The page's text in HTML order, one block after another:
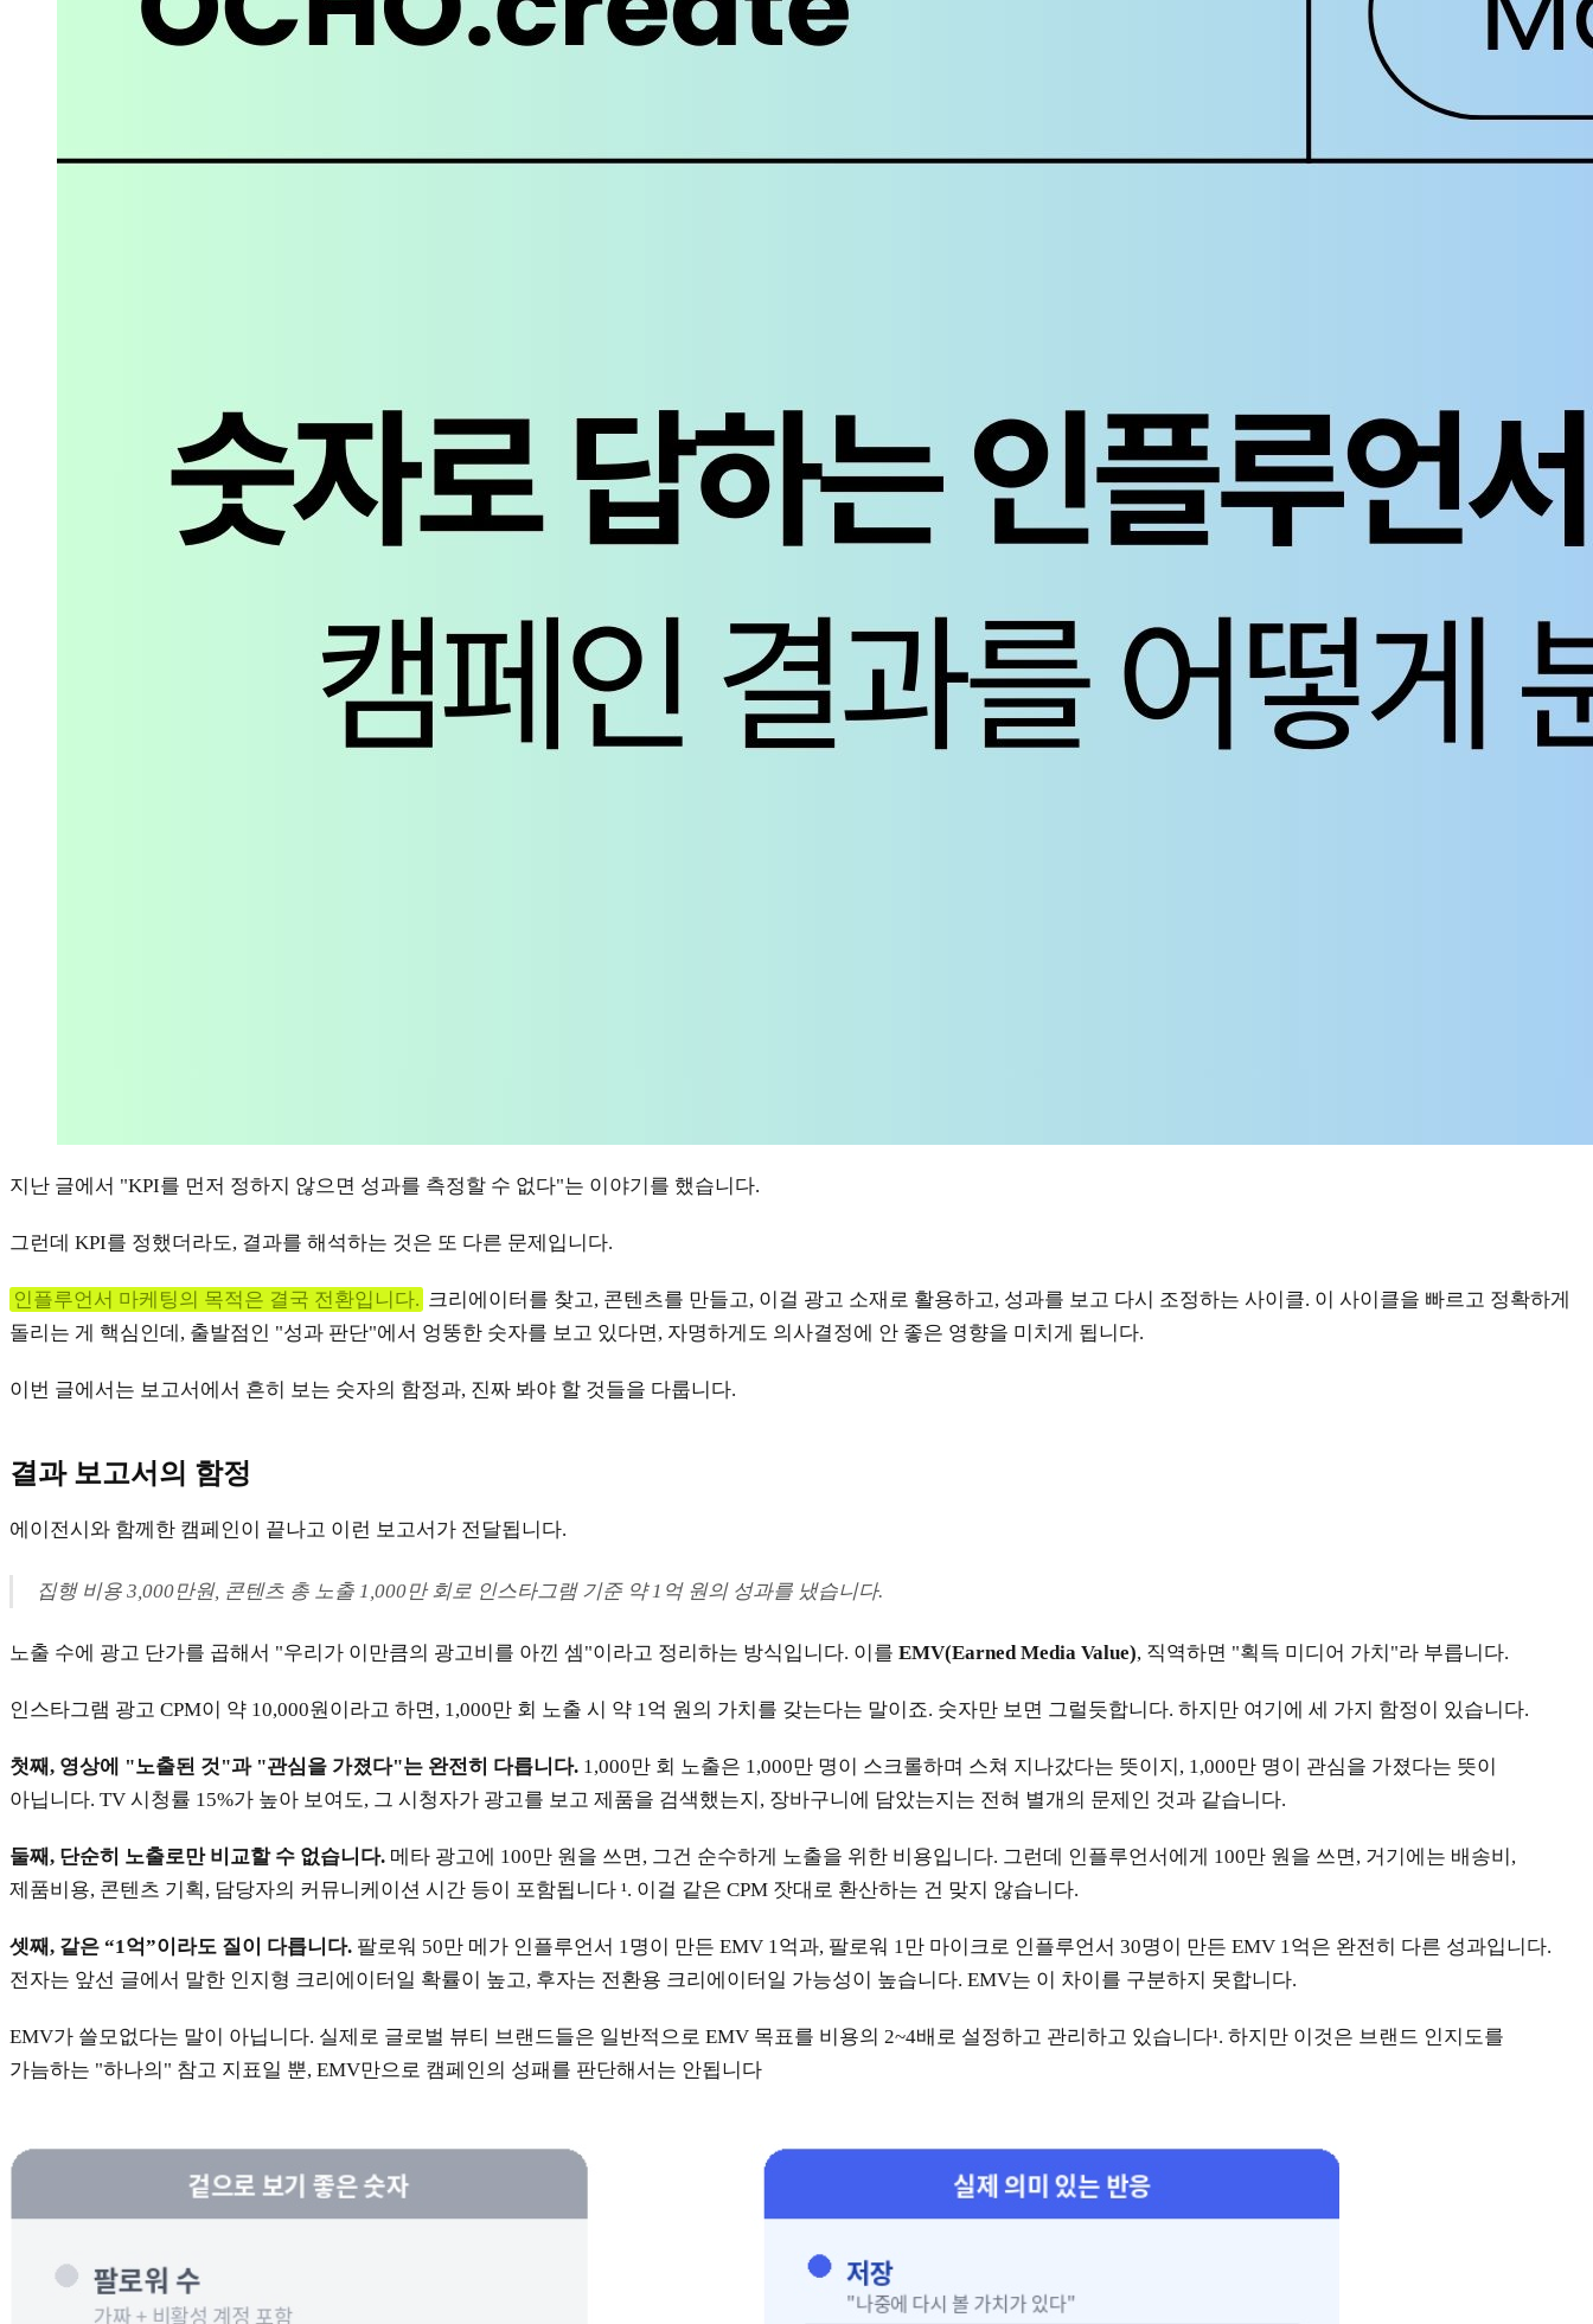
지난 글에서 "KPI를 먼저 정하지 않으면 성과를 측정할 수 없다"는 이야기를 했습니다.
그런데 KPI를 정했더라도, 결과를 해석하는 것은 또 다른 문제입니다.
인플루언서 마케팅의 목적은 결국 전환입니다. 크리에이터를 찾고, 콘텐츠를 만들고, 이걸 광고 소재로 활용하고, 성과를 보고 다시 조정하는 사이클. 이 사이클을 빠르고 정확하게
돌리는 게 핵심인데, 출발점인 "성과 판단"에서 엉뚱한 숫자를 보고 있다면, 자명하게도 의사결정에 안 좋은 영향을 미치게 됩니다.
이번 글에서는 보고서에서 흔히 보는 숫자의 함정과, 진짜 봐야 할 것들을 다룹니다.
결과 보고서의 함정
에이전시와 함께한 캠페인이 끝나고 이런 보고서가 전달됩니다.
집행 비용 3,000만원, 콘텐츠 총 노출 1,000만 회로 인스타그램 기준 약 1억 원의 성과를 냈습니다.
노출 수에 광고 단가를 곱해서 "우리가 이만큼의 광고비를 아낀 셈"이라고 정리하는 방식입니다. 이를 EMV(Earned Media Value), 직역하면 "획득 미디어 가치"라 부릅니다.
인스타그램 광고 CPM이 약 10,000원이라고 하면, 1,000만 회 노출 시 약 1억 원의 가치를 갖는다는 말이죠. 숫자만 보면 그럴듯합니다. 하지만 여기에 세 가지 함정이 있습니다.
첫째, 영상에 "노출된 것"과 "관심을 가졌다"는 완전히 다릅니다. 1,000만 회 노출은 1,000만 명이 스크롤하며 스쳐 지나갔다는 뜻이지, 1,000만 명이 관심을 가졌다는 뜻이
아닙니다. TV 시청률 15%가 높아 보여도, 그 시청자가 광고를 보고 제품을 검색했는지, 장바구니에 담았는지는 전혀 별개의 문제인 것과 같습니다.
둘째, 단순히 노출로만 비교할 수 없습니다. 메타 광고에 100만 원을 쓰면, 그건 순수하게 노출을 위한 비용입니다. 그런데 인플루언서에게 100만 원을 쓰면, 거기에는 배송비,
제품비용, 콘텐츠 기획, 담당자의 커뮤니케이션 시간 등이 포함됩니다 ¹. 이걸 같은 CPM 잣대로 환산하는 건 맞지 않습니다.
셋째, 같은 “1억”이라도 질이 다릅니다. 팔로워 50만 메가 인플루언서 1명이 만든 EMV 1억과, 팔로워 1만 마이크로 인플루언서 30명이 만든 EMV 1억은 완전히 다른 성과입니다.
전자는 앞선 글에서 말한 인지형 크리에이터일 확률이 높고, 후자는 전환용 크리에이터일 가능성이 높습니다. EMV는 이 차이를 구분하지 못합니다.
EMV가 쓸모없다는 말이 아닙니다. 실제로 글로벌 뷰티 브랜드들은 일반적으로 EMV 목표를 비용의 2~4배로 설정하고 관리하고 있습니다¹. 하지만 이것은 브랜드 인지도를
가늠하는 "하나의" 참고 지표일 뿐, EMV만으로 캠페인의 성패를 판단해서는 안됩니다